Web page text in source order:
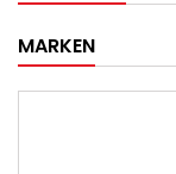
MARKEN